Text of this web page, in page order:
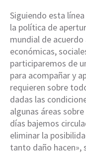
Siguiendo esta
la política de
mundial de
económicas,
participaremos de
para acompañar y
requieren sobre
dadas las
algunas áreas
días bajemos
eliminar la
tanto daño hacen»,